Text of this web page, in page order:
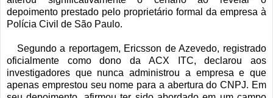
depoimento prestado pelo proprietário formal da empresa à
Polícia Civil de São Paulo.
Segundo a reportagem, Ericsson de Azevedo, registrado
oficialmente como dono da ACX ITC, declarou aos
investigadores que nunca administrou a empresa e que
apenas emprestou seu nome para a abertura do CNPJ. Em